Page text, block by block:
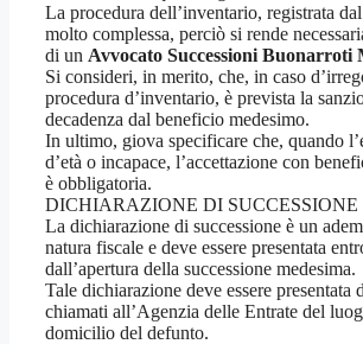
La procedura dell’inventario, registrata
molto complessa, perciò si rende
di un Avvocato Successioni Buonarroti
Si consideri, in merito, che, in caso
procedura d’inventario, è prevista la
decadenza dal beneficio medesimo.
In ultimo, giova specificare che, quando
d’età o incapace, l’accettazione con
è obbligatoria.
DICHIARAZIONE DI SUCCESSIONE
La dichiarazione di successione è un
natura fiscale e deve essere presentata
dall’apertura della successione medesima.
Tale dichiarazione deve essere presentata
chiamati all’Agenzia delle Entrate del
domicilio del defunto.